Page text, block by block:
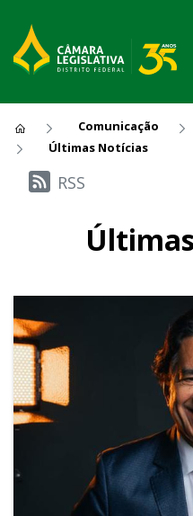
Comunicação
Últimas Notícias
Últimas
RSS